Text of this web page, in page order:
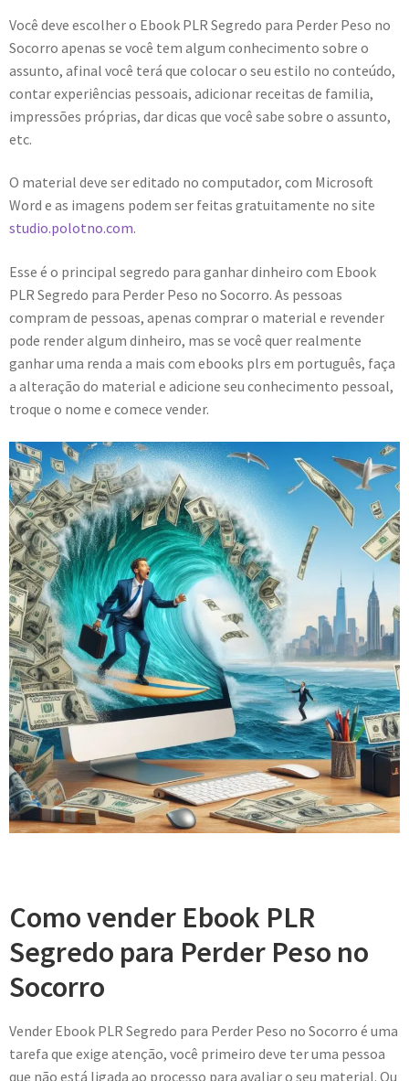
Você deve escolher o Ebook PLR Segredo para Perder Peso no
Socorro apenas se você tem algum conhecimento sobre o
assunto, afinal você terá que colocar o seu estilo no conteúdo,
contar experiências pessoais, adicionar receitas de familia,
impressões próprias, dar dicas que você sabe sobre o assunto,
etc.
O material deve ser editado no computador, com Microsoft
Word e as imagens podem ser feitas gratuitamente no site
studio.polotno.com.
Esse é o principal segredo para ganhar dinheiro com Ebook
PLR Segredo para Perder Peso no Socorro. As pessoas
compram de pessoas, apenas comprar o material e revender
pode render algum dinheiro, mas se você quer realmente
ganhar uma renda a mais com ebooks plrs em português, faça
a alteração do material e adicione seu conhecimento pessoal,
troque o nome e comece vender.
Como vender Ebook PLR
Segredo para Perder Peso no
Socorro
Vender Ebook PLR Segredo para Perder Peso no Socorro é uma
tarefa que exige atenção, você primeiro deve ter uma pessoa
que não está ligada ao processo para avaliar o seu material. Ou